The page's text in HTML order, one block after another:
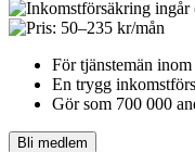
För tjänstemän
En trygg
Gör som 700 000
Bli medlem